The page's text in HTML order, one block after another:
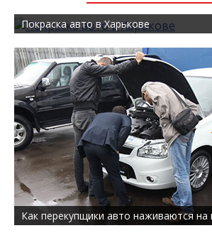
Покраска авто в Харькове
Как перекупщики авто наживаются на